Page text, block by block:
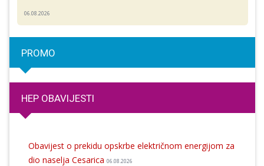
06.08.2026
PROMO
HEP OBAVIJESTI
Obavijest o prekidu opskrbe električnom energijom za
dio naselja Cesarica 06.08.2026